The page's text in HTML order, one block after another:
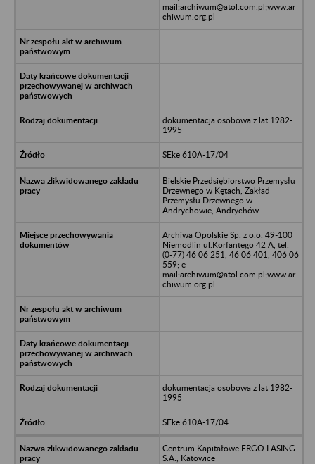
mail:archiwum@atol.com.pl;www.ar
chiwum.org.pl
dokumentacja osobowa z lat 1982-
1995
SEke 610A-17/04
Bielskie Przedsiębiorstwo Przemysłu
Drzewnego w Kętach, Zakład
Przemysłu Drzewnego w
Andrychowie, Andrychów
Archiwa Opolskie Sp. z o.o. 49-100
Niemodlin ul.Korfantego 42 A, tel.
(0-77) 46 06 251, 46 06 401, 406 06
559; e-
mail:archiwum@atol.com.pl;www.ar
chiwum.org.pl
dokumentacja osobowa z lat 1982-
1995
SEke 610A-17/04
Centrum Kapitałowe ERGO LASING
S.A., Katowice